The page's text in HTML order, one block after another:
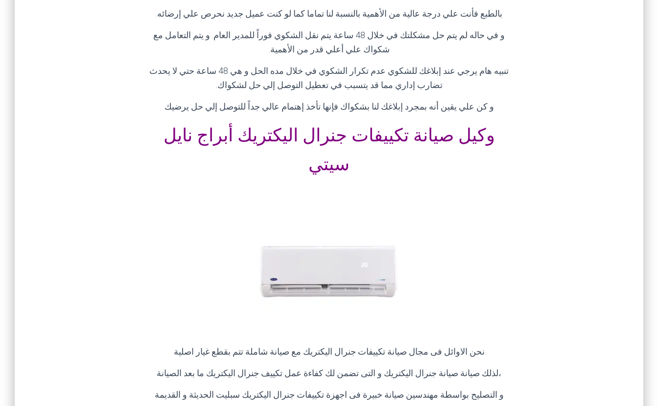
بالطبع فأنت علي درجة عالية من الأهمية بالنسبة لنا تماما كما لو كنت عميل جديد نحرص علي إرضائه
و في حاله لم يتم حل مشكلتك في خلال 48 ساعة يتم نقل الشكوي فوراً للمدير العام. و يتم التعامل مع
شكواك علي أعلي قدر من الأهمية
تنبيه هام يرجي عند إبلاغك للشكوي عدم تكرار الشكوي في خلال مده الحل و هي 48 ساعة حتي لا يحدث
تضارب إداري مما قد يتسبب في تعطيل التوصل إلي حل لشكواك
و كن علي يقين أنه بمجرد إبلاغك لنا بشكواك فإنها تأخذ إهتمام عالي جداً للتوصل إلي حل يرضيك
وكيل صيانة تكييفات جنرال اليكتريك أبراج نايل
سيتي
نحن الاوائل فى مجال صيانة تكييفات جنرال اليكتريك مع صيانة شاملة تتم بقطع غيار اصلية
،لذلك صيانة صيانة جنرال اليكتريك و التى تضمن لك كفاءة عمل تكييف جنرال اليكتريك ما بعد الصيانة
و التصليح بواسطة مهندسين صيانة خبيرة فى اجهزة تكييفات جنرال اليكتريك سبليت الحديثة و القديمة